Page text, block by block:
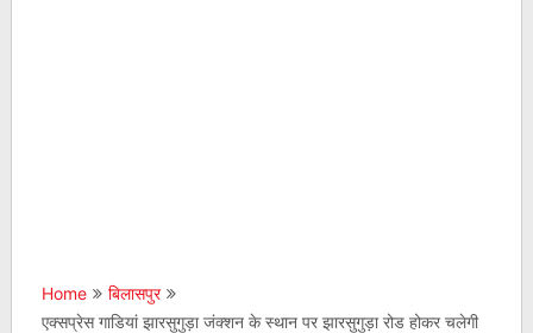
Home
बिलासपुर
एक्सप्रेस गाडियां झारसुगुड़ा जंक्शन के स्थान पर झारसुगुड़ा रोड होकर चलेगी